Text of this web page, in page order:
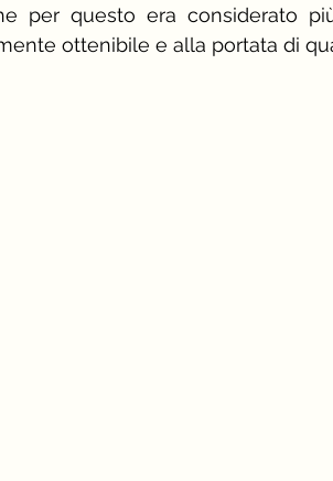
per questo era considerato
ottenibile e alla portata di